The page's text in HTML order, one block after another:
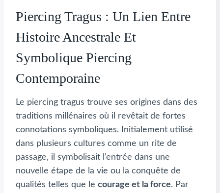
Piercing Tragus : Un Lien Entre
Histoire Ancestrale Et
Symbolique Piercing
Contemporaine
Le piercing tragus trouve ses origines dans des
traditions millénaires où il revêtait de fortes
connotations symboliques. Initialement utilisé
dans plusieurs cultures comme un rite de
passage, il symbolisait l’entrée dans une
nouvelle étape de la vie ou la conquête de
qualités telles que le courage et la force. Par